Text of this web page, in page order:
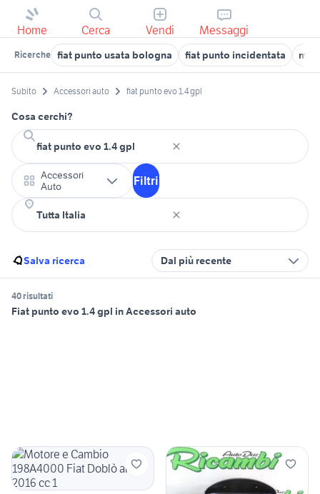
Home Cerca Vendi Messaggi
Ricerche fiat punto usata bologna fiat punto incidentata
Subito Accessori auto fiat punto evo 1.4 gpl
Cosa cerchi?
Accessori
Auto
Filtri
Salva ricerca Dal più recente
40 risultati
Fiat punto evo 1.4 gpl in Accessori auto